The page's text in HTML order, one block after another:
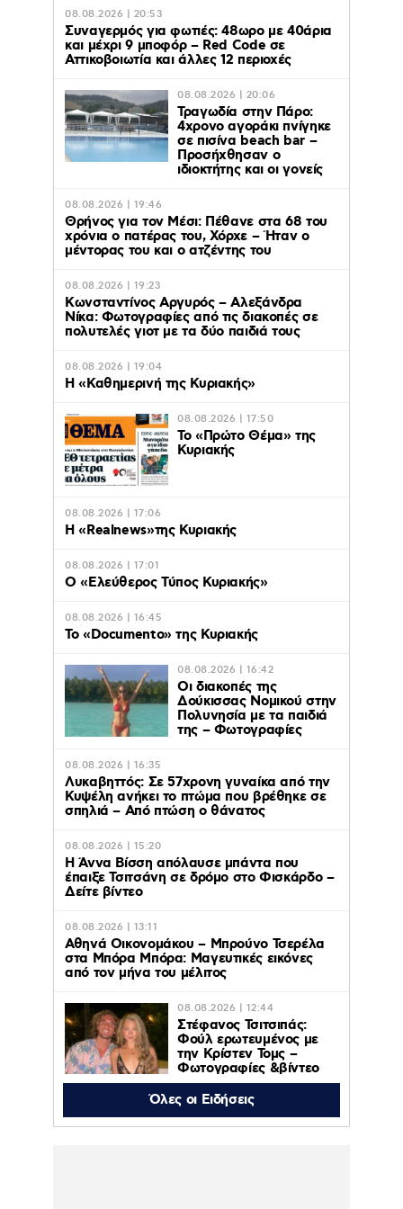
08.08.2026 | 20:53
Συναγερμός για φωτιές: 48ωρο με 40άρια
και μέχρι 9 μποφόρ – Red Code σε
Αττικοβοιωτία και άλλες 12 περιοχές
08.08.2026 | 20:06
Τραγωδία στην Πάρο:
4χρονο αγοράκι πνίγηκε
σε πισίνα beach bar –
Προσήχθησαν ο
ιδιοκτήτης και οι γονείς
08.08.2026 | 19:46
Θρήνος για τον Μέσι: Πέθανε στα 68 του
χρόνια ο πατέρας του, Χόρχε – Ήταν ο
μέντορας του και ο ατζέντης του
08.08.2026 | 19:23
Κωνσταντίνος Αργυρός – Αλεξάνδρα
Νίκα: Φωτογραφίες από τις διακοπές σε
πολυτελές γιοτ με τα δύο παιδιά τους
08.08.2026 | 19:04
H «Καθημερινή της Κυριακής»
08.08.2026 | 17:50
Το «Πρώτο Θέμα» της
Κυριακής
08.08.2026 | 17:06
Η «Realnews»της Κυριακής
08.08.2026 | 17:01
Ο «Eλεύθερος Τύπος Κυριακής»
08.08.2026 | 16:45
Το «Documento» της Κυριακής
08.08.2026 | 16:42
Οι διακοπές της
Δούκισσας Νομικού στην
Πολυνησία με τα παιδιά
της – Φωτογραφίες
08.08.2026 | 16:35
Λυκαβηττός: Σε 57χρονη γυναίκα από την
Κυψέλη ανήκει το πτώμα που βρέθηκε σε
σπηλιά – Από πτώση ο θάνατος
08.08.2026 | 15:20
Η Άννα Βίσση απόλαυσε μπάντα που
έπαιξε Τσιτσάνη σε δρόμο στο Φισκάρδο –
Δείτε βίντεο
08.08.2026 | 13:11
Αθηνά Οικονομάκου – Μπρούνο Τσερέλα
στα Μπόρα Μπόρα: Mαγευτικές εικόνες
από τον μήνα του μέλιτος
08.08.2026 | 12:44
Στέφανος Τσιτσιπάς:
Φούλ ερωτευμένος με
την Κρίστεν Τομς –
Φωτογραφίες &βίντεο
από τις διακοπές τους
08.08.2026 | 12:29
Όλες οι Ειδήσεις